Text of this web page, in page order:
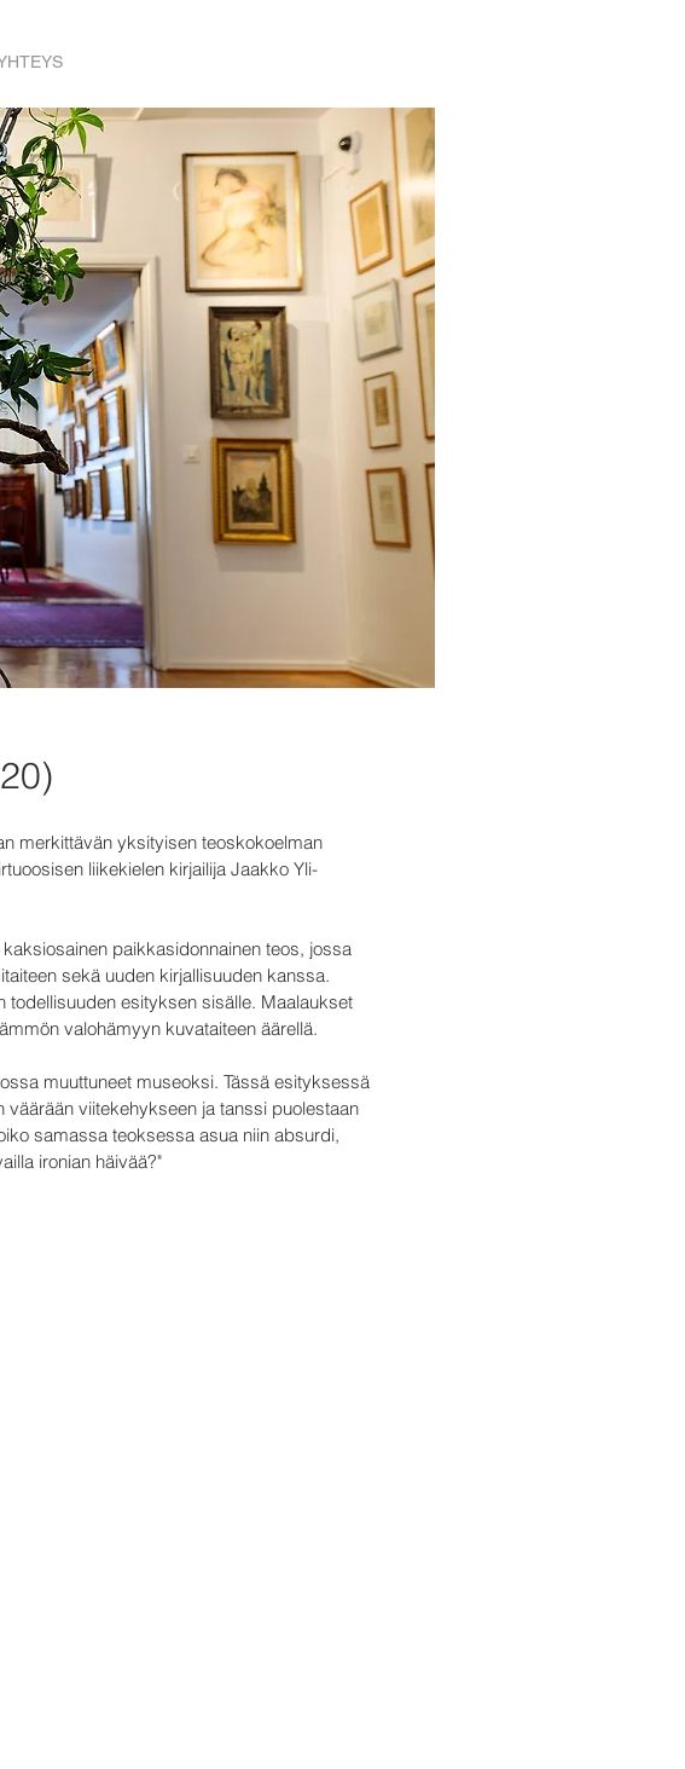
merkittävän yksityisen teoskokoelman
liikekielen kirjailija Jaakko Yli-
paikkasidonnainen teos, jossa
sekä uuden kirjallisuuden kanssa.
todellisuuden esityksen sisälle. Maalaukset
valohämyyn kuvataiteen äärellä.
muuttuneet museoksi. Tässä esityksessä
viitekehykseen ja tanssi puolestaan
samassa teoksessa asua niin absurdi,
ironian häivää?"